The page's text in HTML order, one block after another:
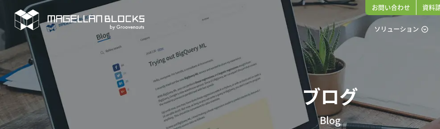
ソリューション expand_circle_down
お問い合わせ 資料
ブログ
Blog